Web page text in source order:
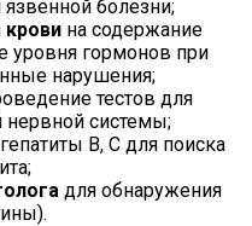
болезни;
крови на содержание
уровня гормонов при
нарушения;
тестов для
нервной системы;
В, С для поиска
для обнаружения